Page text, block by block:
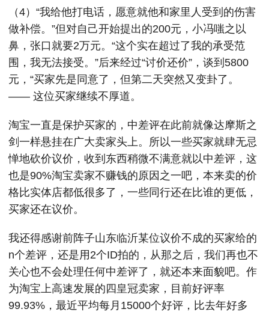
（4）“我给他打电话，愿意就他和家里人受到的伤害
做补偿。”但对自己开始提出的200元，小冯嗤之以
鼻，张口就要2万元。“这个实在超过了我的承受范
围，我无法接受。”后来经过“讨价还价”，谈到5800
元，“买家先是同意了，但第二天突然又变卦了。
—— 这位买家继续不厚道。
淘宝一直是保护买家的，中差评在此前就像达摩斯之
剑一样悬挂在广大卖家头上。所以一些买家就肆无忌
惮地砍价议价，收到东西稍微不满意就以中差评，这
也是90%淘宝卖家不赚钱的原因之一吧，本来卖的价
格比实体店都低很多了，一些同行还在比谁的更低，
买家还在议价。
我还得感谢前阵子山东临沂某位议价不成的买家给的
n个差评，还是用2个ID拍的，从那之后，我们再也不
关心也不会处理任何中差评了，就还本来面貌吧。作
为淘宝上高速发展的四皇冠卖家，目前好评率
99.93%，最近平均每月15000个好评，比去年好多